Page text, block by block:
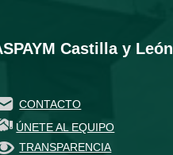
Castilla y León
CONTACTO
ÚNETE AL EQUIPO
TRANSPARENCIA